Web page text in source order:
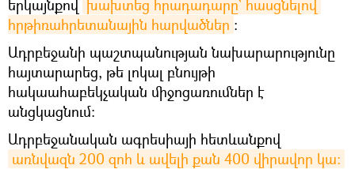
երկայնքով խախտեց հրադադարը` հասցնելով
հրթիռահրետանային հարվածներ ։
Ադրբեջանի պաշտպանության նախարարությունը
հայտարարեց, թե լոկալ բնույթի
հակաահաբեկչական միջոցառումներ է
անցկացնում։
Ադրբեջանական ագրեսիայի հետևանքով
առնվազն 200 զոհ և ավելի քան 400 վիրավոր կա։